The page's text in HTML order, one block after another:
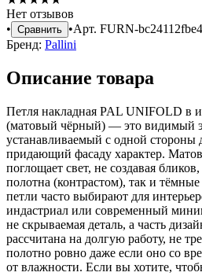
Нет отзывов
• Сравнить •Арт. FURN-
Бренд: Pallini
Описание товара
Петля накладная PAL UNIFOLD в
(матовый чёрный) — это видимый
устанавливаемый с одной стороны
придающий фасаду характер.
поглощает свет, не создавая
полотна (контрастом), так и
петли часто выбирают для
индастриал или современный
не скрываемая деталь, а часть
рассчитана на долгую работу, не
полотно ровно даже если оно со
от влажности. Если вы хотите,